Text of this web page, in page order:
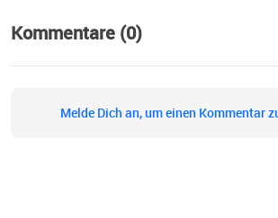
Kommentare (0)
Melde Dich an, um einen Kommentar